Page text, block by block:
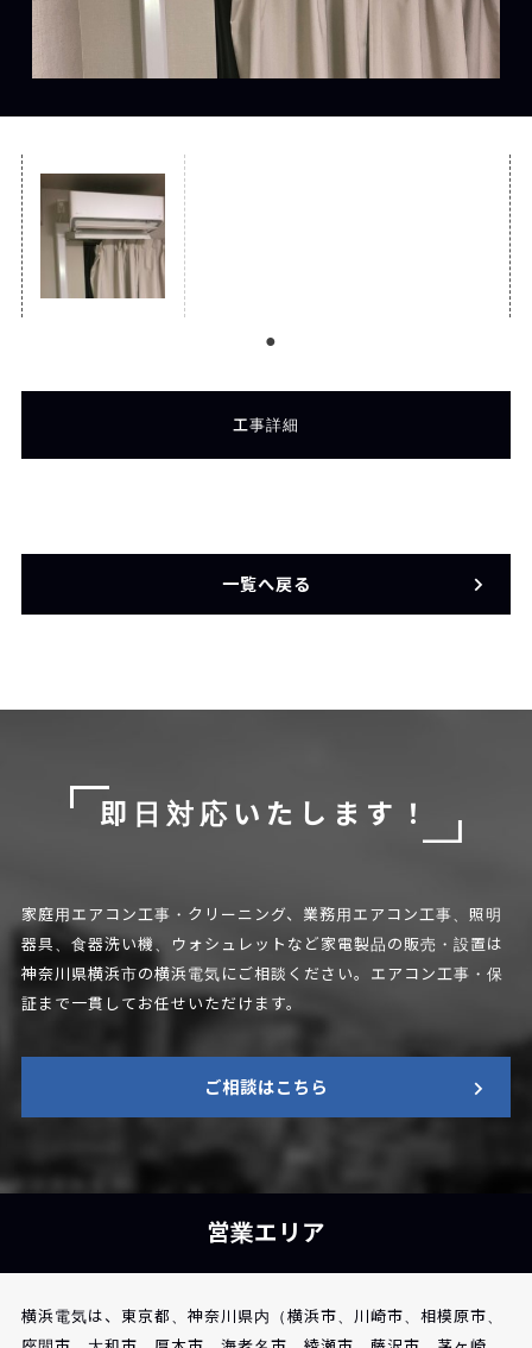
工事詳細
一覧へ戻る
即日対応いたします！
家庭用エアコン工事・クリーニング、業務用エアコン工事、照明
器具、食器洗い機、
ウォシュレットなど家電製品の販売・設置は
神奈川県横浜市の横浜電気にご相談ください。 エアコン工事・保
証まで一貫してお任せいただけます。
ご相談はこちら
営業エリア
横浜電気は、東京都、神奈川県内（横浜市、川崎市、相模原市、